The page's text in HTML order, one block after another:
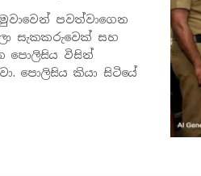
පවත්වාගෙන
සැකකරුවෙක් සහ
පොලිසිය විසින්
පොලිසිය කියා සිටියේ